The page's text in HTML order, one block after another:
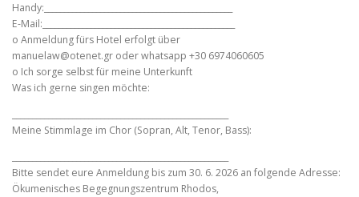
Handy:_______________________________________________
E-Mail:________________________________________________
o Anmeldung fürs Hotel erfolgt über
manuelaw@otenet.gr oder whatsapp +30 6974060605
o Ich sorge selbst für meine Unterkunft
Was ich gerne singen möchte:
Meine Stimmlage im Chor (Sopran, Alt, Tenor, Bass):
Bitte sendet eure Anmeldung bis zum 30. 6. 2026 an folgende Adresse:
Ökumenisches Begegnungszentrum Rhodos,